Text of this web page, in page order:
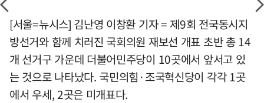
[서울=뉴시스] 김난영 이창환 기자 = 제9회 전국동시지
방선거와 함께 치러진 국회의원 재보선 개표 초반 총 14
개 선거구 가운데 더불어민주당이 10곳에서 앞서고 있
는 것으로 나타났다. 국민의힘·조국혁신당이 각각 1곳
에서 우세, 2곳은 미개표다.